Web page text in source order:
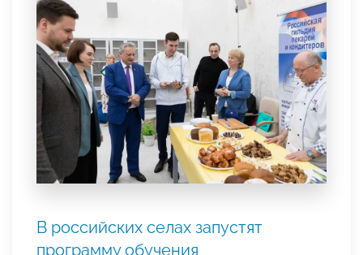
В российских селах запустят
программу обучения